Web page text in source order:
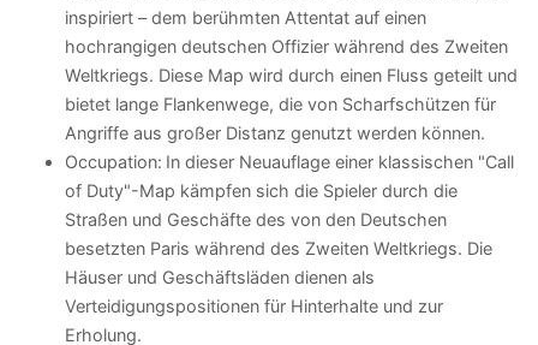
inspiriert – dem berühmten Attentat auf einen
hochrangigen deutschen Offizier während des Zweiten
Weltkriegs. Diese Map wird durch einen Fluss geteilt und
bietet lange Flankenwege, die von Scharfschützen für
Angriffe aus großer Distanz genutzt werden können.
Occupation: In dieser Neuauflage einer klassischen "Call
of Duty"-Map kämpfen sich die Spieler durch die
Straßen und Geschäfte des von den Deutschen
besetzten Paris während des Zweiten Weltkriegs. Die
Häuser und Geschäftsläden dienen als
Verteidigungspositionen für Hinterhalte und zur
Erholung.